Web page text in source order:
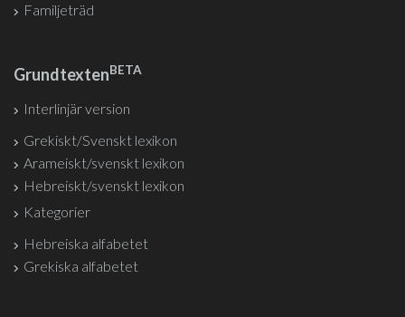
Familjeträd
GrundtextenBETA
Interlinjär version
Grekiskt/Svenskt lexikon
Arameiskt/svenskt lexikon
Hebreiskt/svenskt lexikon
Kategorier
Hebreiska alfabetet
Grekiska alfabetet